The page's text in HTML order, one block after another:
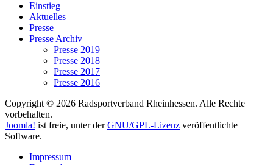
Einstieg
Aktuelles
Presse
Presse Archiv
Presse 2019
Presse 2018
Presse 2017
Presse 2016
Copyright © 2026 Radsportverband Rheinhessen. Alle Rechte
vorbehalten.
Joomla! ist freie, unter derGNU/GPL-Lizenz veröffentlichte
Software.
Impressum